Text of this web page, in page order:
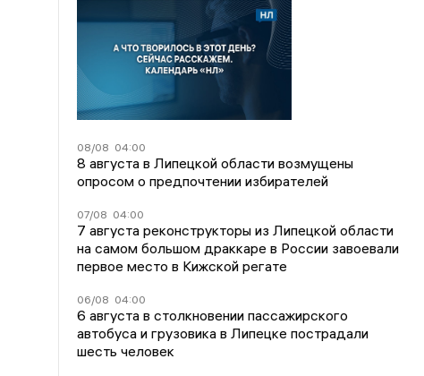
08/08 04:00
8 августа в Липецкой области возмущены
опросом о предпочтении избирателей
07/08 04:00
7 августа реконструкторы из Липецкой области
на самом большом драккаре в России завоевали
первое место в Кижской регате
06/08 04:00
6 августа в столкновении пассажирского
автобуса и грузовика в Липецке пострадали
шесть человек